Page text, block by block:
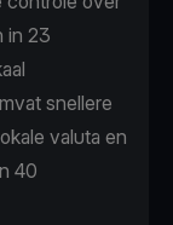
in 23
snellere
valuta en
40